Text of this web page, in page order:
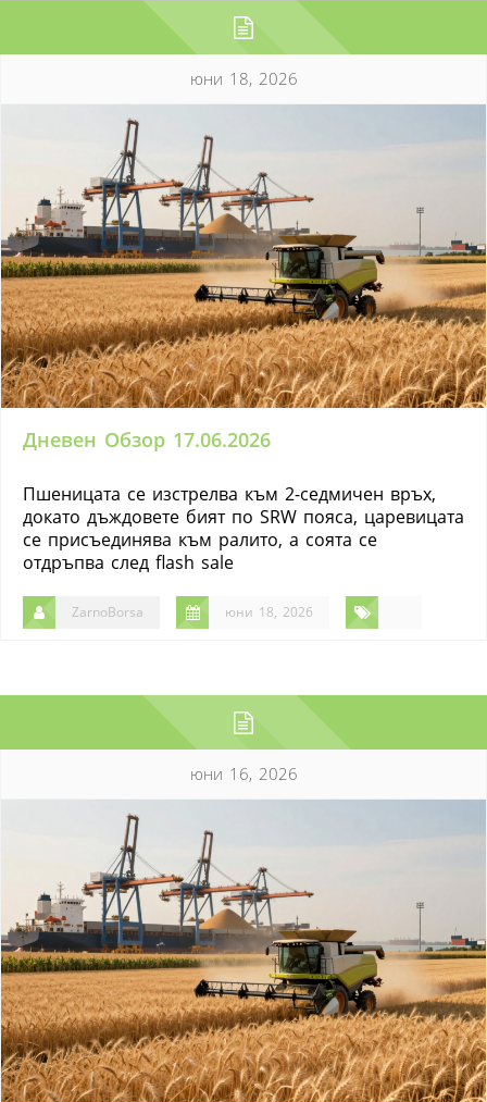
юни 18, 2026
Дневен Обзор 17.06.2026
Пшеницата се изстрелва към 2-седмичен връх,
докато дъждовете бият по SRW пояса, царевицата
се присъединява към ралито, а соята се
отдръпва след flash sale
ZarnoBorsa юни 18, 2026
юни 16, 2026